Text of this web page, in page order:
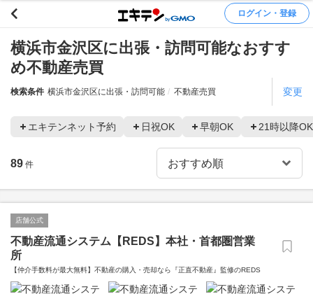
ログイン・登録
横浜市金沢区に出張・訪問可能なおすす
め不動産売買
検索条件 横浜市金沢区に出張・訪問可能 不動産売買 変更
エキテンネット予約 日祝OK 早朝OK 21時以降OK
89 件
店舗公式
不動産流通システム【REDS】本社・首都圏営業
所
【仲介手数料が最大無料】不動産の購入・売却なら『正直不動産』監修のREDS